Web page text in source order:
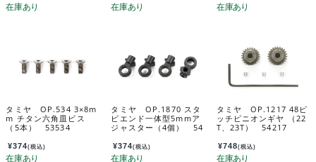
タミヤ OP.534 3×8m
m チタン六角皿ビス
（5本） 53534
¥374(税込)
タミヤ OP.1870 スタ
ビエンド一体型5mmア
ジャスター（4個） 54
¥374(税込)
タミヤ OP.1217 48ピ
ッチピニオンギヤ （22
T、23T） 54217
¥748(税込)